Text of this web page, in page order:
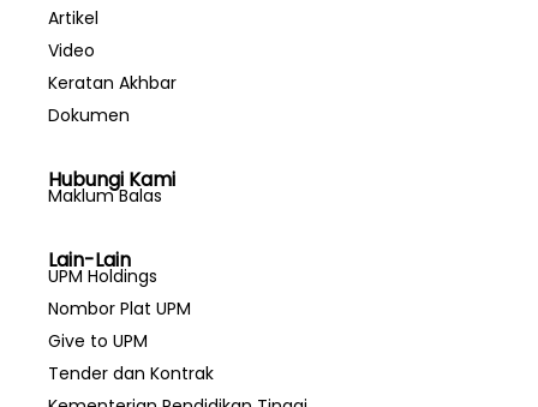
Artikel
Video
Keratan Akhbar
Dokumen
Hubungi Kami
Maklum Balas
Lain-Lain
UPM Holdings
Nombor Plat UPM
Give to UPM
Tender dan Kontrak